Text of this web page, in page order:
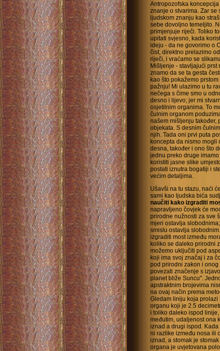
Antropozofska
znanje o stvarima. Zar
ljudskom znanju kao
sebe dovoljno temeljito.
primjenjuje riječi. Toliko
upitati svjesno, kada
ideju - da ne govorimo o
čist, direktno prelazimo
riječi, i vraćamo se
Mišljenje - stavljajući prst
znamo da se ta gesta
kao što pokažemo
pažnju! Mi ulazimo u tu
nečega s čime smo u
desno i lijevo; jer mi
osjetilnim organima. To
čulnim organom
našem mišljenju također,
objekata. S desnim
njih. Tada oni prvi puta
koncepta da nismo mogli
desna, također i ono što
jednu preko druge
koristiti jasne slike
postati iznutra bogatiji i
većim detaljima.
Ušavši na tu stazu, naći
sami kao ljudska bića
naučiti kako izgraditi
napravljeno čovjek će
prirodne nužnosti za sve
mjeri ostavlja
smislu ostavlja
izgraditi most između
koliko se daleko prirodni
možemo uključiti pod
koji ima svoj značaj i za
pod prirodni zakon i
povezati značenje s
planet bliže Suncu".
apstraktnim brojevima
na ovaj način prema
Gledam liniju koja prolazi
organu koji je 2.5
i toliko daleko ispod
međutim, udaljenost ona
iznad a drugi ispod.
ni razlike između nosa ili
iznad, a stomak je
organa je uvjetovana